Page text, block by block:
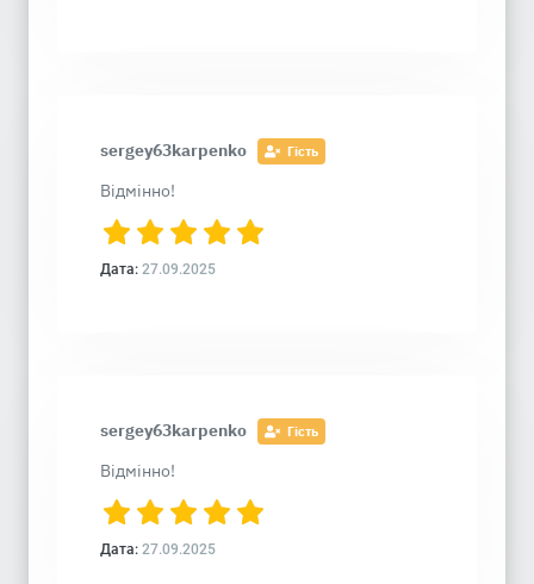
sergey63karpenko Гість
Відмінно!
Дата: 27.09.2025
sergey63karpenko Гість
Відмінно!
Дата: 27.09.2025